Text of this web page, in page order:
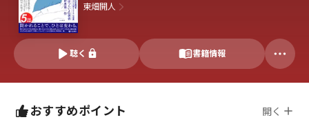
東畑開人
聴く 書籍情報
おすすめポイント 開く